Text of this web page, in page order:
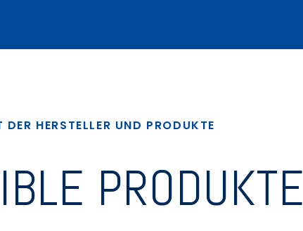
DER HERSTELLER UND PRODUKTE
PRODUKTE